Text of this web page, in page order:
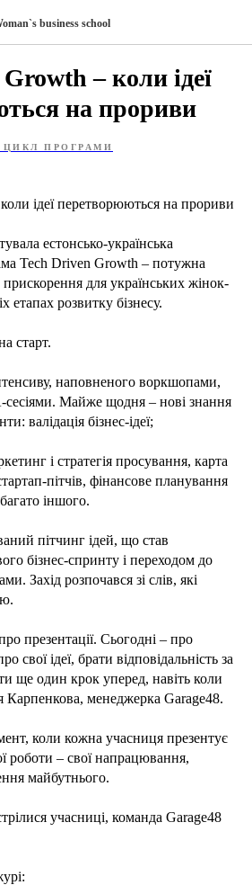
business school
– коли ідеї
на прориви
ЦИКЛ ПРОГРАМИ
ідеї перетворюються на прориви
естонсько-українська
Tech Driven Growth – потужна
прискорення для українських жінок-
етапах розвитку бізнесу.
старт.
наповненого воркшопами,
сесіями. Майже щодня – нові знання
валідація бізнес-ідеї;
і стратегія просування, карта
пітчів, фінансове планування
іншого.
пітчинг ідей, що став
бізнес-спринту і переходом до
Захід розпочався зі слів, які
презентації. Сьогодні – про
свої ідеї, брати відповідальність за
ще один крок уперед, навіть коли
Карпенкова, менеджерка Garage48.
коли кожна учасниця презентує
роботи – свої напрацювання,
майбутнього.
учасниці, команда Garage48